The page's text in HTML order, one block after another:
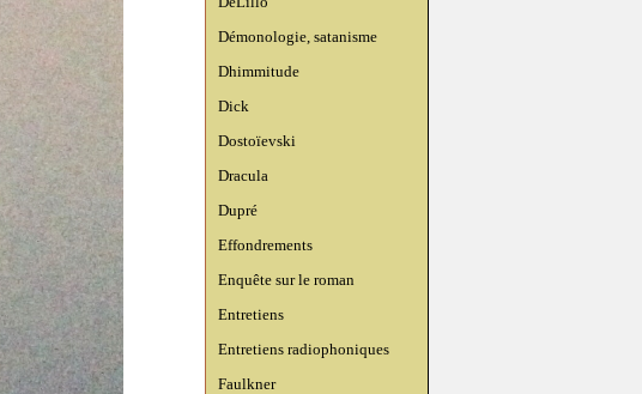
Démonologie, satanisme
Dhimmitude
Dick
Dostoïevski
Dracula
Dupré
Effondrements
Enquête sur le roman
Entretiens
Entretiens radiophoniques
Faulkner